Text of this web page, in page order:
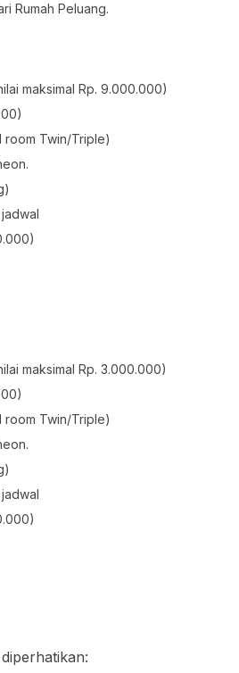
Rumah Peluang.
maksimal Rp. 9.000.000)
room Twin/Triple)
maksimal Rp. 3.000.000)
room Twin/Triple)